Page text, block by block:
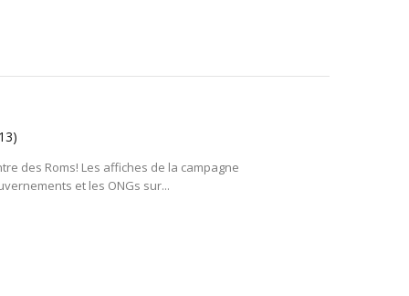
des Roms! Les affiches de la campagne
et les ONGs sur...